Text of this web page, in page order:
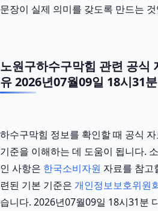
문장이 실제 의미를 갖도록 만드는
노원구하수구막힘 관련 공식
유 2026년07월09일 18시31분
하수구막힘 정보를 확인할 때 공식
기준을 이해하는 데 도움이 됩니다.
인 사항은 한국소비자원 자료를 참고
련된 기본 기준은 개인정보보호위원
습니다. 2026년07월09일 18시31분